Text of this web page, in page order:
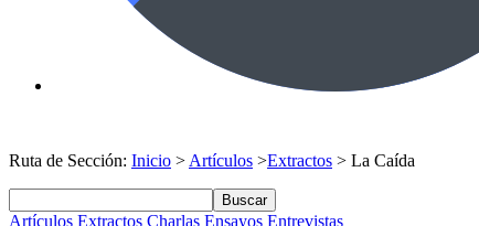
Ruta de Sección: Inicio > Artículos >Extractos > La Caída
Buscar
Artículos Extractos Charlas Ensayos Entrevistas